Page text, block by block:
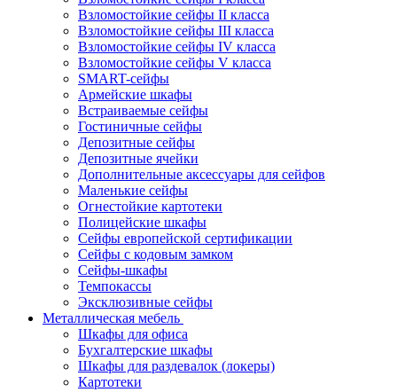
Взломостойкие сейфы II класса
Взломостойкие сейфы III класса
Взломостойкие сейфы IV класса
Взломостойкие сейфы V класса
SMART-сейфы
Армейские шкафы
Встраиваемые сейфы
Гостиничные сейфы
Депозитные сейфы
Депозитные ячейки
Дополнительные аксессуары для сейфов
Маленькие сейфы
Огнестойкие картотеки
Полицейские шкафы
Сейфы европейской сертификации
Сейфы с кодовым замком
Сейфы-шкафы
Темпокассы
Эксклюзивные сейфы
Металлическая мебель
Шкафы для офиса
Бухгалтерские шкафы
Шкафы для раздевалок (локеры)
Картотеки